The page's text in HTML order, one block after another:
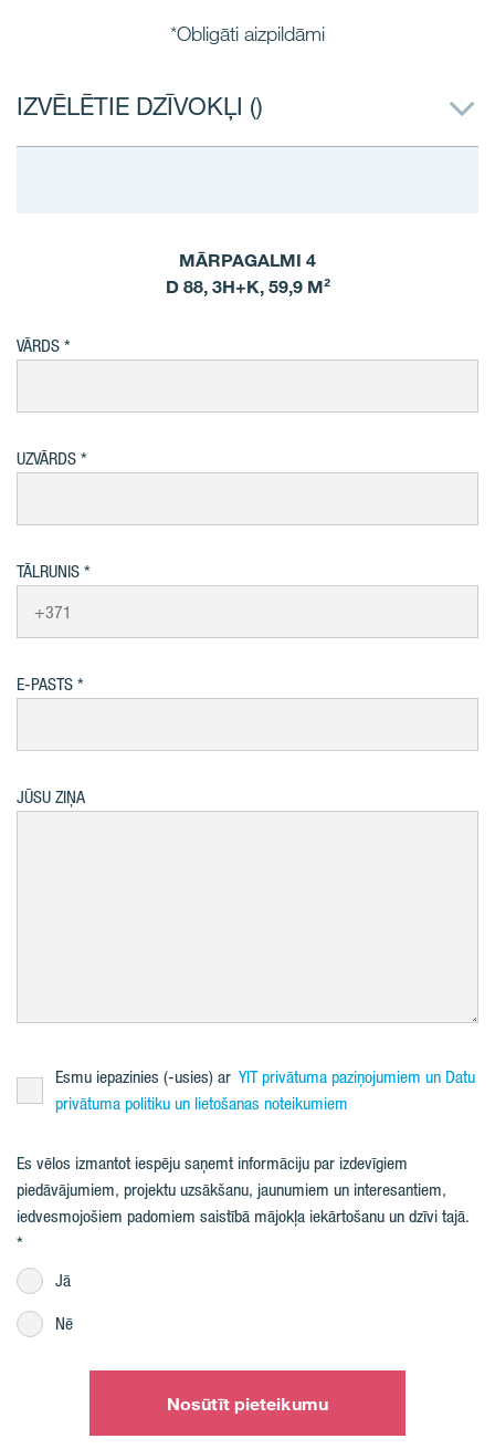
*Obligāti aizpildāmi
IZVĒLĒTIE DZĪVOKĻI ()
MĀRPAGALMI 4
D 88, 3H+K, 59,9 M²
VĀRDS
UZVĀRDS
TĀLRUNIS
E-PASTS
JŪSU ZIŅA
Esmu iepazinies (-usies) ar YIT privātuma paziņojumiem un Datu
privātuma politiku un lietošanas noteikumiem
Es vēlos izmantot iespēju saņemt informāciju par izdevīgiem
piedāvājumiem, projektu uzsākšanu, jaunumiem un interesantiem,
iedvesmojošiem padomiem saistībā mājokļa iekārtošanu un dzīvi tajā.
Jā
Nē
Nosūtīt pieteikumu